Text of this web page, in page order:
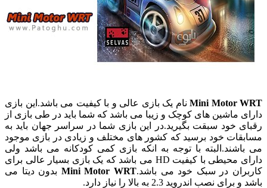
Mini Motor نام یک بازی عالی و با کیفیت می باشد.این بازی
ماشین های کوچک و زیبا می باشد که شما باید در طی بازی از
خود سبقت بگیرید.در این بازی شما در سراسر جهان باید به
خود برسید که کشور های مختلف و زیادی در بازی موجود
با توجه به انکه بازی کمی کودکانه می باشد ولی
دارای محیطی با کیفیت HD می باشد که یک بازی بسیار عالی برای
در سبک خود می باشد. Mini Motor WRT بدون دیتا می
نصب اندروید 2.3 به بالا را نیاز دارد.